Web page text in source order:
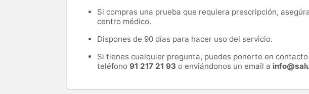
Si compras una prueba que requiera prescripción,
centro médico.
Dispones de 90 días para hacer uso del servicio.
Si tienes cualquier pregunta, puedes ponerte en
teléfono 91 217 21 93 o enviándonos un email a